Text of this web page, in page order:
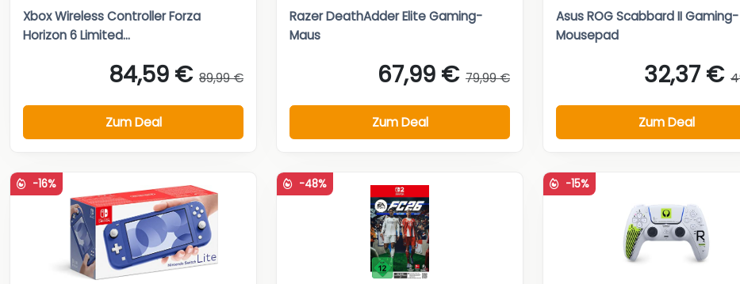
Xbox Wireless Controller Forza
Horizon 6 Limited...
84,59 € 89,99 €
Zum Deal
Razer DeathAdder Elite Gaming-
Maus
67,99 € 79,99 €
Zum Deal
Asus ROG Scabbard II Gaming-
Mousepad
32,37 €
Zum Deal
-16% -48% -15%